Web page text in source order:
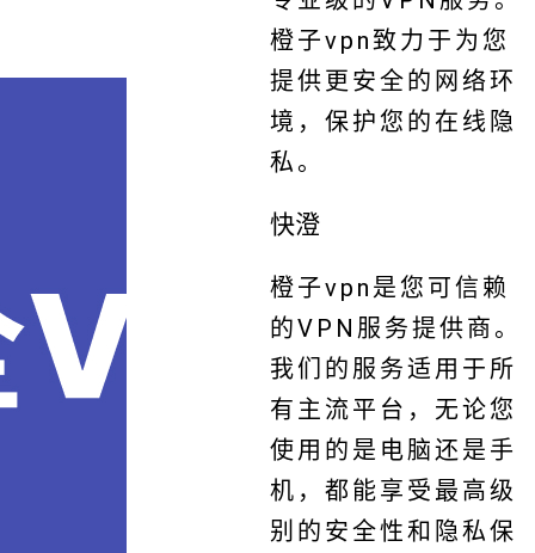
橙子vpn致力于为您
提供更安全的网络环
境，保护您的在线隐
私。
快澄
橙子vpn是您可信赖
的VPN服务提供商。
我们的服务适用于所
有主流平台，无论您
使用的是电脑还是手
机，都能享受最高级
别的安全性和隐私保